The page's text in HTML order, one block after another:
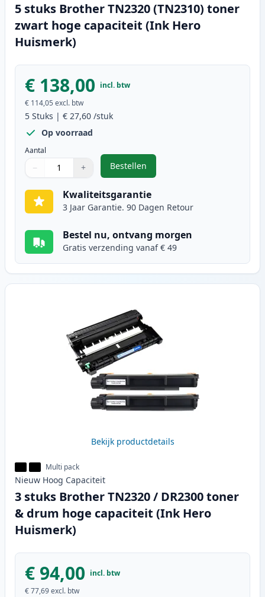
5 stuks Brother TN2320 (TN2310) toner
zwart hoge capaciteit (Ink Hero
Huismerk)
€ 138,00 incl. btw
€ 114,05 excl. btw
5 Stuks | € 27,60 /stuk
Op voorraad
Aantal
Gebruik de knoppen om aan te passen
− +
1
Bestellen
,5 stuks Brother TN2320
Kwaliteitsgarantie
3 Jaar Garantie. 90 Dagen Retour
Bestel nu, ontvang morgen
Gratis verzending vanaf € 49
Bekijk productdetails
Multi pack
Nieuw Hoog Capaciteit
3 stuks Brother TN2320 / DR2300 toner
& drum hoge capaciteit (Ink Hero
Huismerk)
€ 94,00 incl. btw
€ 77,69excl. btw